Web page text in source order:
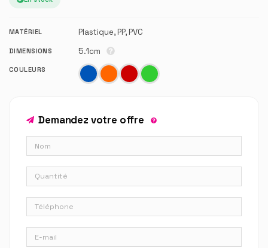
MATÉRIEL Plastique, PP, PVC
DIMENSIONS 5.1cm
COULEURS
Demandez votre offre